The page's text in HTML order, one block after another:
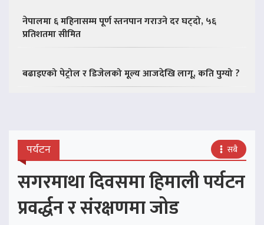
नेपालमा ६ महिनासम्म पूर्ण स्तनपान गराउने दर घट्दो, ५६
प्रतिशतमा सीमित
बढाइएको पेट्रोल र डिजेलको मूल्य आजदेखि लागू, कति पुग्यो ?
पर्यटन सबै
सगरमाथा दिवसमा हिमाली पर्यटन
प्रवर्द्धन र संरक्षणमा जोड